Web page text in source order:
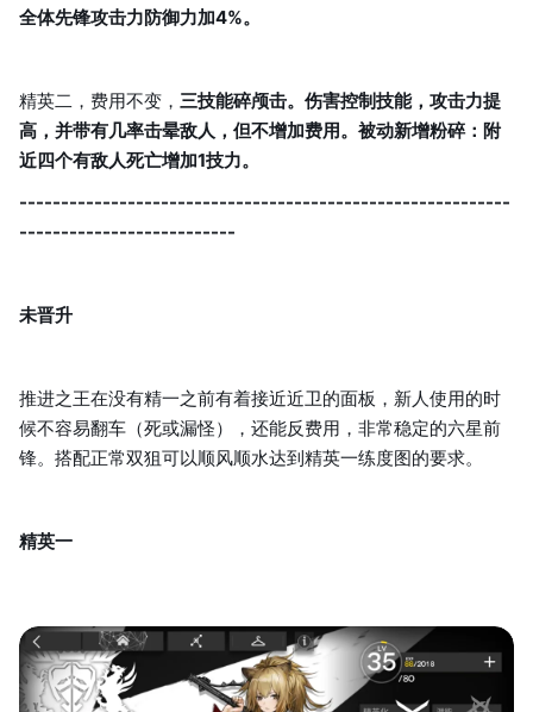
全体先锋攻击力防御力加4%。
精英二，费用不变， 三技能碎颅击。伤害控制技能，攻击力提
高，并带有几率击晕敌人，但不增加费用。被动新增粉碎：附
近四个有敌人死亡增加1技力。
-----------------------------------------------------------
--------------------------
未晋升
推进之王在没有精一之前有着接近近卫的面板，新人使用的时
候不容易翻车（死或漏怪），还能反费用，非常稳定的六星前
锋。搭配正常双狙可以顺风顺水达到精英一练度图的要求。
精英一